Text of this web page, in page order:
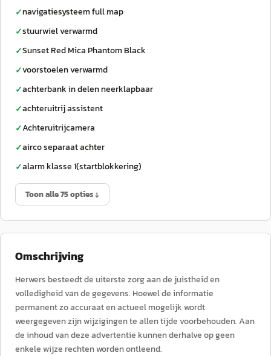
✓navigatiesysteem full map
✓stuurwiel verwarmd
✓Sunset Red Mica Phantom Black
✓voorstoelen verwarmd
✓achterbank in delen neerklapbaar
✓achteruitrij assistent
✓Achteruitrijcamera
✓airco separaat achter
✓alarm klasse 1(startblokkering)
Toon alle 75 opties ↓
Omschrijving
Herwers besteedt de uiterste zorg aan de juistheid en
volledigheid van de gegevens. Hoewel de informatie
permanent zo accuraat en actueel mogelijk wordt
weergegeven zijn wijzigingen te allen tijde voorbehouden. Aan
de inhoud van deze advertentie kunnen derhalve op geen
enkele wijze rechten worden ontleend.